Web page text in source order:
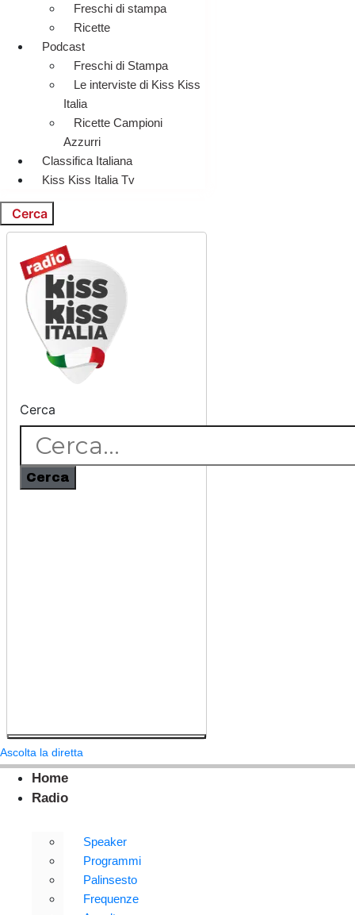
Freschi di stampa
Ricette
Podcast
Freschi di Stampa
Le interviste di Kiss Kiss
Italia
Ricette Campioni
Azzurri
Classifica Italiana
Kiss Kiss Italia Tv
Cerca
Cerca
Cerca
Ascolta la diretta
Home
Radio
Speaker
Programmi
Palinsesto
Frequenze